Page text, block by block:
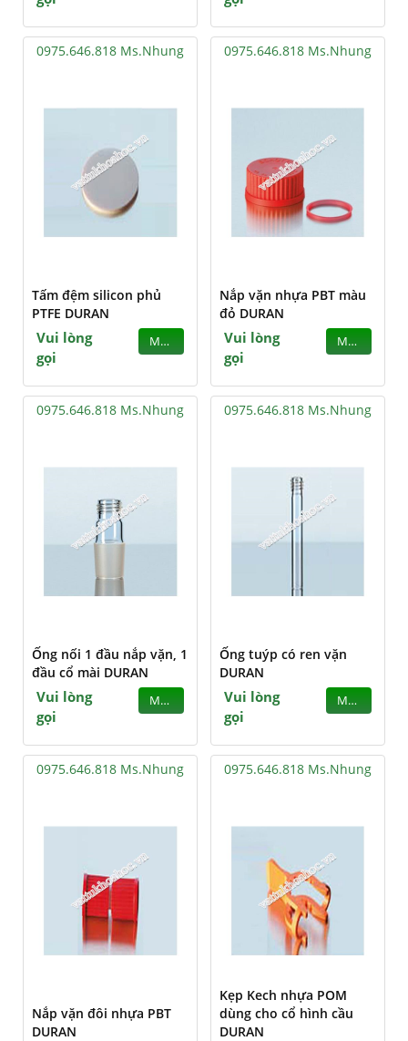
0975.646.818 Ms.Nhung
Tấm đệm silicon phủ
PTFE DURAN
Vui lòng
gọi
MUA
0975.646.818 Ms.Nhung
Nắp vặn nhựa PBT màu
đỏ DURAN
Vui lòng
gọi
MUA
0975.646.818 Ms.Nhung
Ống nối 1 đầu nắp vặn, 1
đầu cổ mài DURAN
Vui lòng
gọi
MUA
0975.646.818 Ms.Nhung
Ống tuýp có ren vặn
DURAN
Vui lòng
gọi
MUA
0975.646.818 Ms.Nhung
Nắp vặn đôi nhựa PBT
DURAN
0975.646.818 Ms.Nhung
Kẹp Kech nhựa POM
dùng cho cổ hình cầu
DURAN